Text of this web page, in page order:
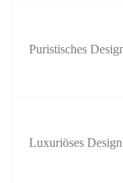
Puristisches
Luxuriöses Design